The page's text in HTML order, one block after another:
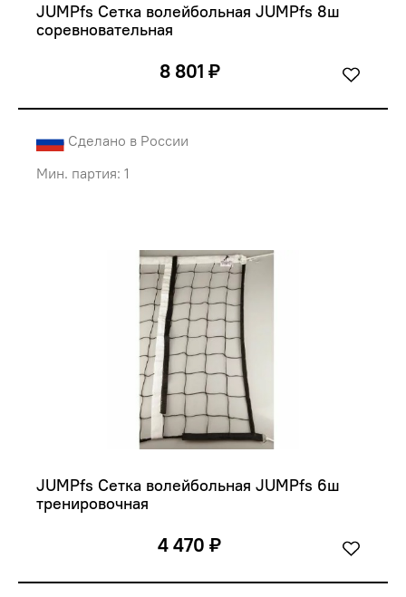
JUMPfs Сетка волейбольная JUMPfs 8ш
соревновательная
8 801 ₽
Сделано в России
Мин. партия: 1
JUMPfs Сетка волейбольная JUMPfs 6ш
тренировочная
4 470 ₽